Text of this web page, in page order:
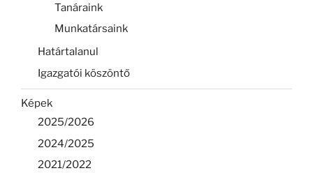
Tanáraink
Munkatársaink
Határtalanul
Igazgatói köszöntő
Képek
2025/2026
2024/2025
2021/2022